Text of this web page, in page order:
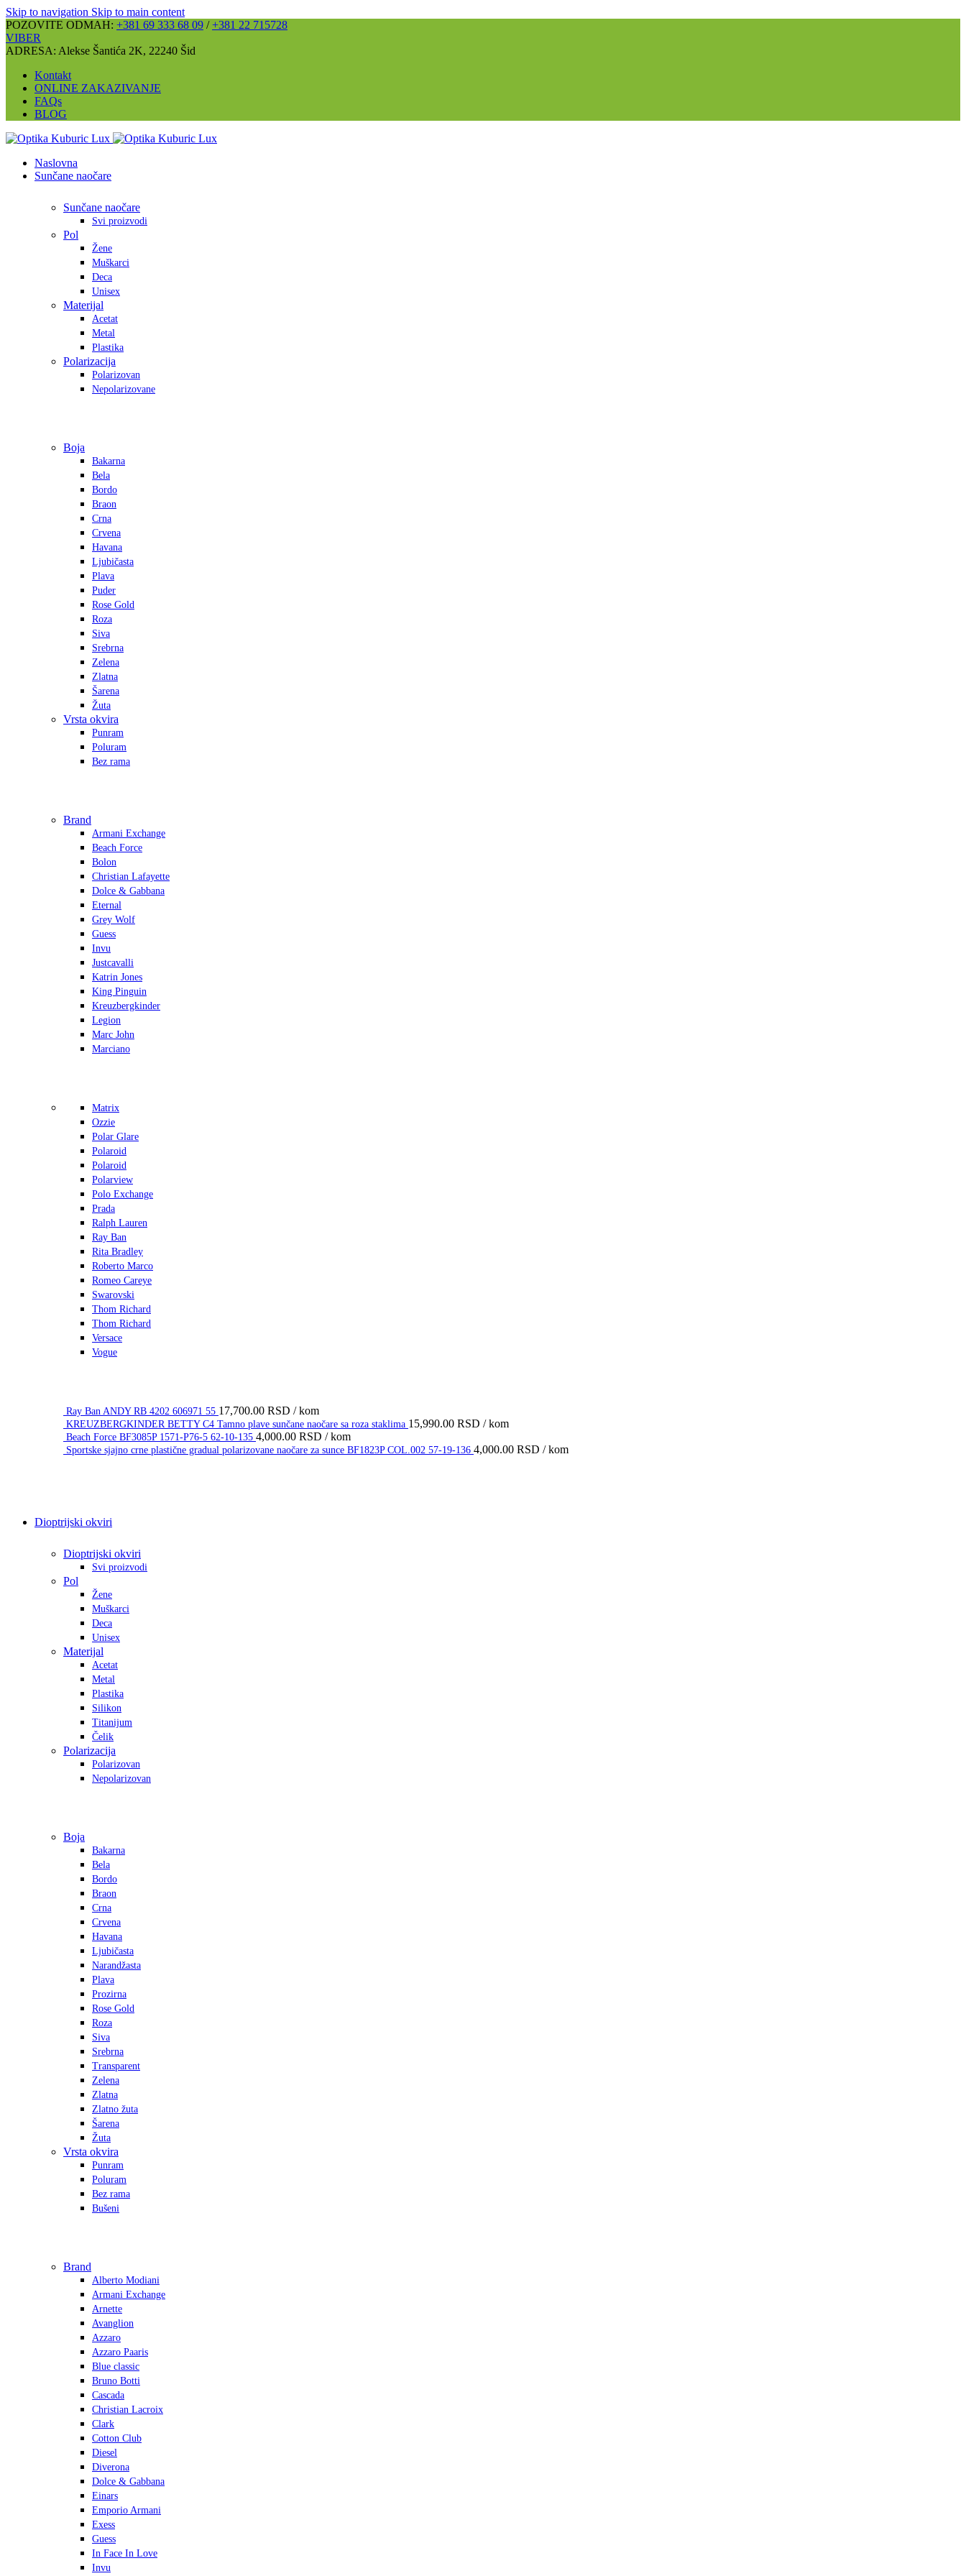
Skip to navigation Skip to main content
POZOVITE ODMAH: +381 69 333 68 09 /+381 22 715728
VIBER
ADRESA: Alekse Šantića 2K, 22240 Šid
Kontakt
ONLINE ZAKAZIVANJE
FAQs
BLOG
Naslovna
Sunčane naočare
Sunčane naočare
Svi proizvodi
Pol
Žene
Muškarci
Deca
Unisex
Materijal
Acetat
Metal
Plastika
Polarizacija
Polarizovan
Nepolarizovane
Boja
Bakarna
Bela
Bordo
Braon
Crna
Crvena
Havana
Ljubičasta
Plava
Puder
Rose Gold
Roza
Siva
Srebrna
Zelena
Zlatna
Šarena
Žuta
Vrsta okvira
Punram
Poluram
Bez rama
Brand
Armani Exchange
Beach Force
Bolon
Christian Lafayette
Dolce & Gabbana
Eternal
Grey Wolf
Guess
Invu
Justcavalli
Katrin Jones
King Pinguin
Kreuzbergkinder
Legion
Marc John
Marciano
Matrix
Ozzie
Polar Glare
Polaroid
Polaroid
Polarview
Polo Exchange
Prada
Ralph Lauren
Ray Ban
Rita Bradley
Roberto Marco
Romeo Careye
Swarovski
Thom Richard
Thom Richard
Versace
Vogue
Ray Ban ANDY RB 4202 606971 55 17,700.00 RSD / kom
KREUZBERGKINDER BETTY C4 Tamno plave sunčane naočare sa roza staklima 15,990.00 RSD / kom
Beach Force BF3085P 1571-P76-5 62-10-135 4,000.00 RSD / kom
Sportske sjajno crne plastične gradual polarizovane naočare za sunce BF1823P COL.002 57-19-136 4,000.00 RSD / kom
Dioptrijski okviri
Dioptrijski okviri
Svi proizvodi
Pol
Žene
Muškarci
Deca
Unisex
Materijal
Acetat
Metal
Plastika
Silikon
Titanijum
Čelik
Polarizacija
Polarizovan
Nepolarizovan
Boja
Bakarna
Bela
Bordo
Braon
Crna
Crvena
Havana
Ljubičasta
Narandžasta
Plava
Prozirna
Rose Gold
Roza
Siva
Srebrna
Transparent
Zelena
Zlatna
Zlatno žuta
Šarena
Žuta
Vrsta okvira
Punram
Poluram
Bez rama
Bušeni
Brand
Alberto Modiani
Armani Exchange
Arnette
Avanglion
Azzaro
Azzaro Paaris
Blue classic
Bruno Botti
Cascada
Christian Lacroix
Clark
Cotton Club
Diesel
Diverona
Dolce & Gabbana
Einars
Emporio Armani
Exess
Guess
In Face In Love
Invu